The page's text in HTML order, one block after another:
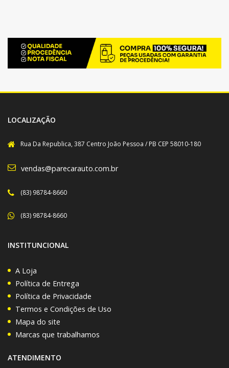
LOCALIZAÇÃO
Rua Da Republica, 387 Centro João Pessoa / PB CEP 58010-180
vendas@parecarauto.com.br
(83) 98784-8660
(83) 98784-8660
INSTITUNCIONAL
A Loja
Política de Entrega
Política de Privacidade
Termos e Condições de Uso
Mapa do site
Marcas que trabalhamos
ATENDIMENTO